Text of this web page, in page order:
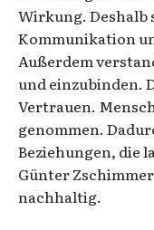
Wirkung. Deshalb
Kommunikation
Außerdem
und einzubinden.
Vertrauen.
genommen.
Beziehungen, die
Günter
nachhaltig.